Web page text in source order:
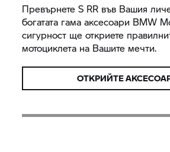
Превърнете S RR във Вашия
богатата гама аксесоари BMW
сигурност ще откриете
мотоциклета на Вашите мечти.
ОТКРИЙТЕ